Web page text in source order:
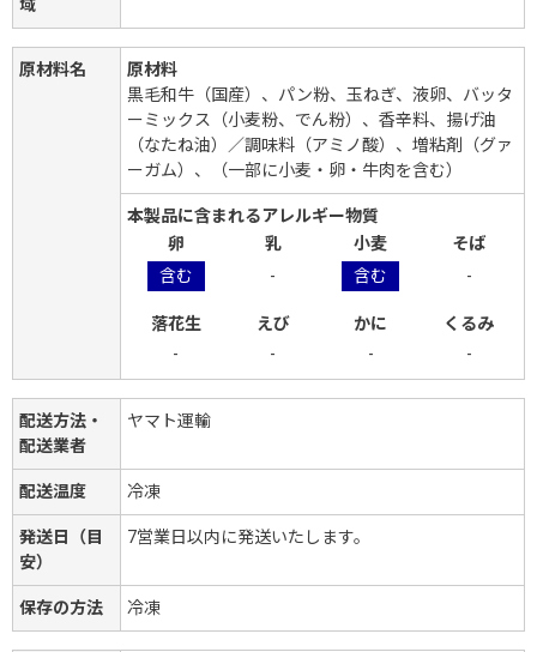
域
原材料名
原材料
黒毛和牛（国産）、パン粉、玉ねぎ、液卵、バッタ
ーミックス（小麦粉、でん粉）、香辛料、揚げ油
（なたね油）／調味料（アミノ酸）、増粘剤（グァ
ーガム）、（一部に小麦・卵・牛肉を含む）
本製品に含まれるアレルギー物質
卵
乳 小麦
そば
含む
- 含む -
落花生 えび かに
くるみ
-
- - -
配送方法・
配送業者
ヤマト運輸
配送温度 冷凍
発送日（目
安）
7営業日以内に発送いたします。
保存の方法 冷凍